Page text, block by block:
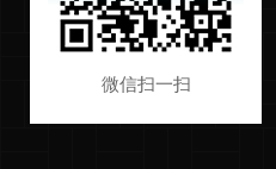
微信扫一扫